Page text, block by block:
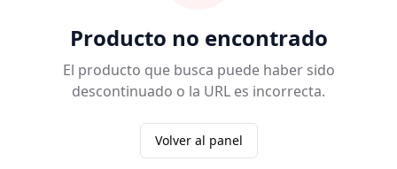
Producto no encontrado
El producto que busca puede haber sido
descontinuado o la URL es incorrecta.
Volver al panel